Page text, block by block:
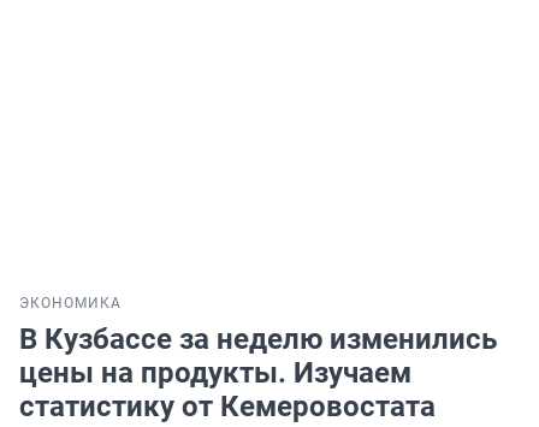
ЭКОНОМИКА
В Кузбассе за неделю изменились
цены на продукты. Изучаем
статистику от Кемеровостата